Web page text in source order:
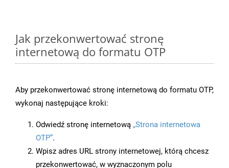
Jak przekonwertować stronę
internetową do formatu OTP
Aby przekonwertować stronę internetową do formatu OTP,
wykonaj następujące kroki:
Odwiedź stronę internetową „Strona internetowa
OTP”.
Wpisz adres URL strony internetowej, którą chcesz
przekonwertować, w wyznaczonym polu